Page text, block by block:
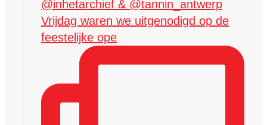
Vrijdag waren we uitgenodigd op de
feestelijke ope